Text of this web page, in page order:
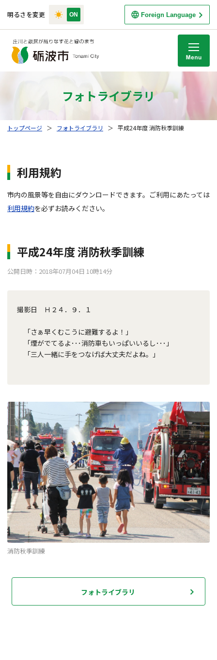
明るさを変更 Foreign Language
フォトライブラリ
トップページ ＞ フォトライブラリ ＞ 平成24年度 消防秋季訓練
利用規約
市内の風景等を自由にダウンロードできます。ご利用にあたっては
利用規約を必ずお読みください。
平成24年度 消防秋季訓練
公開日時：2018年07月04日 10時14分
撮影日 Ｈ２４．９．１
「さぁ早くむこうに避難するよ！」
「煙がでてるよ･･･消防車もいっぱいいるし･･･」
「三人一緒に手をつなげば大丈夫だよね。」
消防秋季訓練
フォトライブラリ